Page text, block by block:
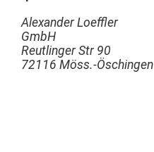
Alexander Loeffler
GmbH
Reutlinger Str 90
72116 Möss.-Öschingen